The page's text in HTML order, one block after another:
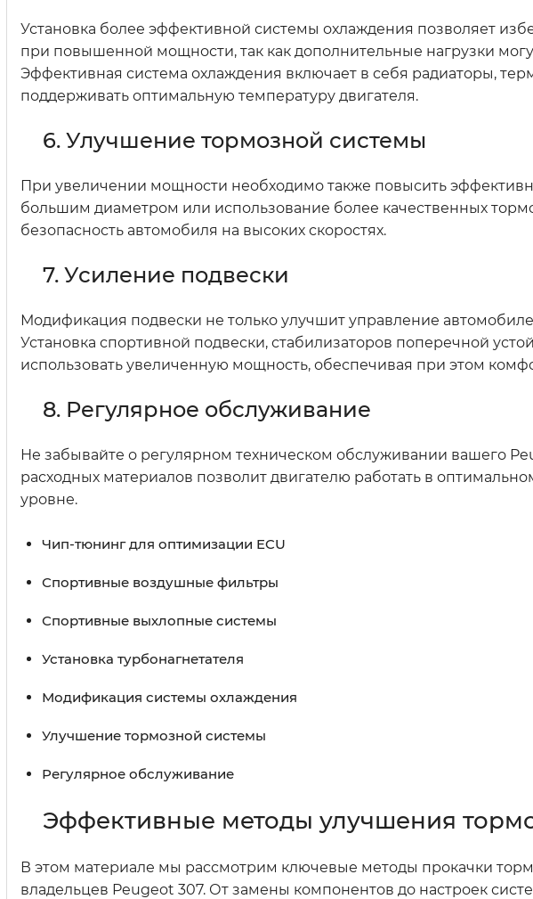
Установка более эффективной системы охлаждения позволяет
при повышенной мощности, так как дополнительные нагрузки
Эффективная система охлаждения включает в себя радиаторы,
поддерживать оптимальную температуру двигателя.
6. Улучшение тормозной системы
При увеличении мощности необходимо также повысить
большим диаметром или использование более качественных
безопасность автомобиля на высоких скоростях.
7. Усиление подвески
Модификация подвески не только улучшит управление
Установка спортивной подвески, стабилизаторов поперечной
использовать увеличенную мощность, обеспечивая при этом
8. Регулярное обслуживание
Не забывайте о регулярном техническом обслуживании вашего
расходных материалов позволит двигателю работать в
уровне.
Чип-тюнинг для оптимизации ECU
Спортивные воздушные фильтры
Спортивные выхлопные системы
Установка турбонагнетателя
Модификация системы охлаждения
Улучшение тормозной системы
Регулярное обслуживание
Эффективные методы улучшения
В этом материале мы рассмотрим ключевые методы прокачки
владельцев Peugeot 307. От замены компонентов до настроек